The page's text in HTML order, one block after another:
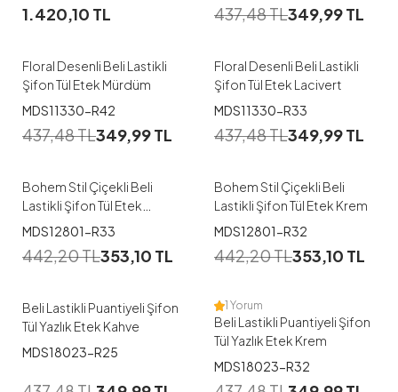
1.420,10 TL 437,48TL349,99TL
Floral Desenli Beli Lastikli
Şifon Tül Etek Mürdüm
MDS11330-R42
437,48TL349,99TL
Floral Desenli Beli Lastikli
Şifon Tül Etek Lacivert
MDS11330-R33
437,48TL349,99TL
Bohem Stil Çiçekli Beli
Lastikli Şifon Tül Etek
Lacivert
MDS12801-R33
442,20TL353,10 TL
Bohem Stil Çiçekli Beli
Lastikli Şifon Tül Etek Krem
MDS12801-R32
442,20TL353,10 TL
Beli Lastikli Puantiyeli Şifon
Tül Yazlık Etek Kahve
MDS18023-R25
1 Yorum
Beli Lastikli Puantiyeli Şifon
Tül Yazlık Etek Krem
MDS18023-R32